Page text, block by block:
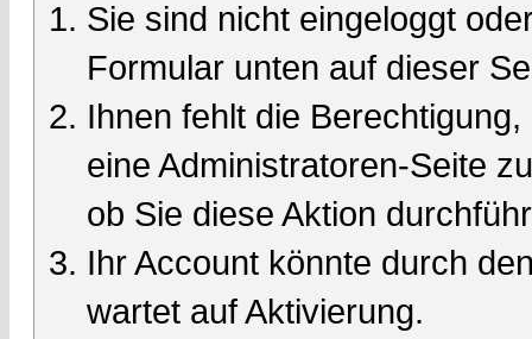
Sie sind nicht eingeloggt
Formular unten auf dieser
Ihnen fehlt die
eine Administratoren-Seite
ob Sie diese Aktion
Ihr Account könnte durch
wartet auf Aktivierung.